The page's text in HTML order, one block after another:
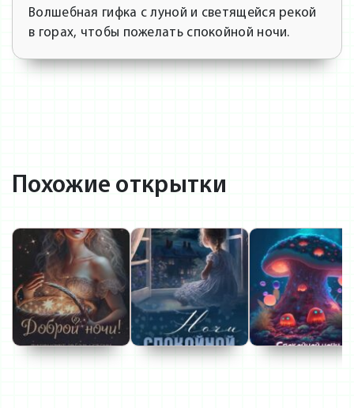
Волшебная гифка с луной и светящейся рекой
в горах, чтобы пожелать спокойной ночи.
Похожие открытки